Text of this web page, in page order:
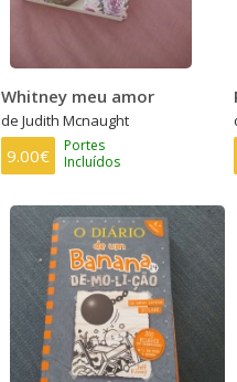
Whitney meu amor
de Judith Mcnaught
9.00€
Portes
Incluídos